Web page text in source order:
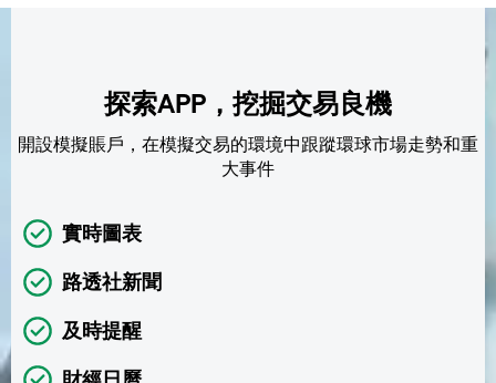
探索APP，挖掘交易良機
開設模擬賬戶，在模擬交易的環境中跟蹤環球市場走勢和重
大事件
實時圖表
路透社新聞
及時提醒
財經日曆